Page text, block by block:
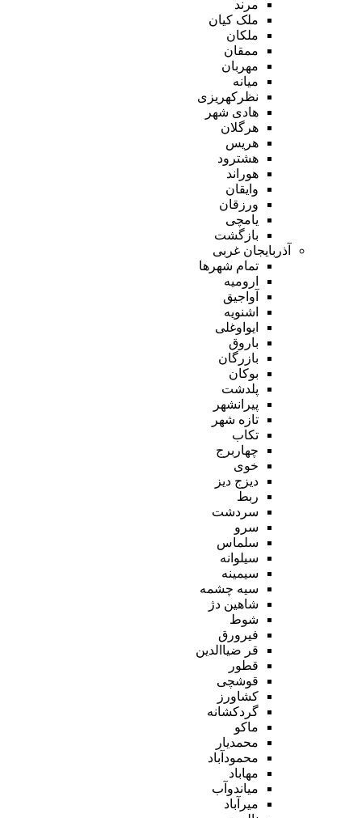
مرند
ملک کیان
ملکان
ممقان
مهربان
میانه
نظرکهریزی
هادی شهر
هرگلان
هریس
هشترود
هوراند
وایقان
ورزقان
یامچی
بازگشت
آذربایجان غربی
تمام شهر‌ها
ارومیه
آواجیق
اشنویه
ایواوغلی
باروق
بازرگان
بوکان
پلدشت
پیرانشهر
تازه شهر
تکاب
چهاربرج
خوی
دیزج دیز
ربط
سردشت
سرو
سلماس
سیلوانه
سیمینه
سیه چشمه
شاهین دژ
شوط
فیرورق
قر ضیاالدین
قطور
قوشچی
کشاورز
گردکشانه
ماکو
محمدیار
محمودآباد
مهاباد
میاندوآب
میرآباد